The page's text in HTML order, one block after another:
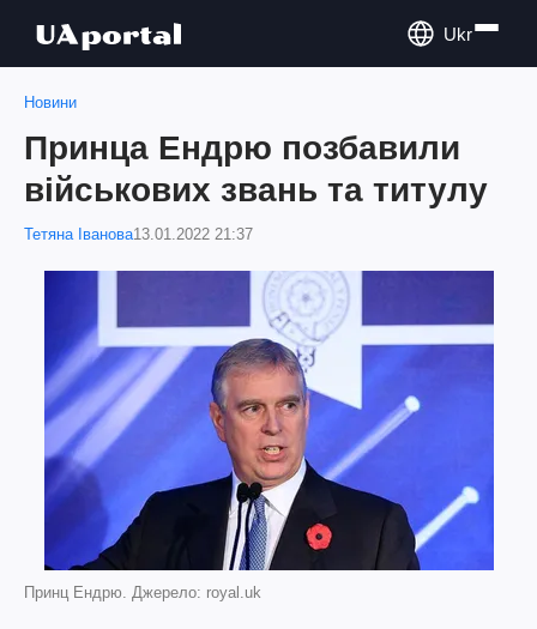
Ukr
Новини
Принца Ендрю позбавили
військових звань та титулу
Тетяна Іванова13.01.2022 21:37
Принц Ендрю. Джерело: royal.uk